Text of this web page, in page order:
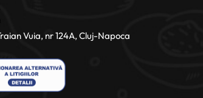
Vuia, nr 124A, Cluj-Napoca